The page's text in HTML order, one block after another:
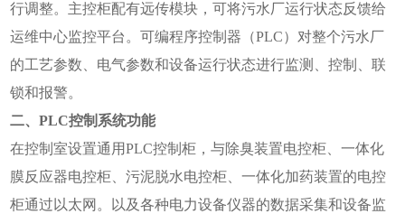
行调整。主控柜配有远传模块，可将污水厂运行状态反馈给
运维中心监控平台。可编程序控制器（PLC）对整个污水厂
的工艺参数、电气参数和设备运行状态进行监测、控制、联
锁和报警。
二、PLC控制系统功能
在控制室设置通用PLC控制柜，与除臭装置电控柜、一体化
膜反应器电控柜、污泥脱水电控柜、一体化加药装置的电控
柜通过以太网。以及各种电力设备仪器的数据采集和设备监